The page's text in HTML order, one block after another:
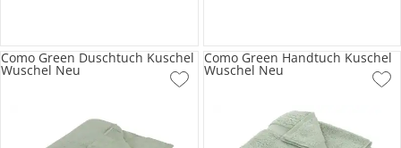
Como Green Duschtuch Kuschel
Wuschel Neu
Como Green Handtuch Kuschel
Wuschel Neu